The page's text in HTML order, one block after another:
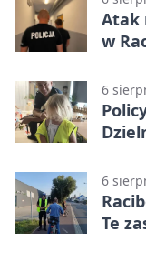
Atak
w
6
6
Te